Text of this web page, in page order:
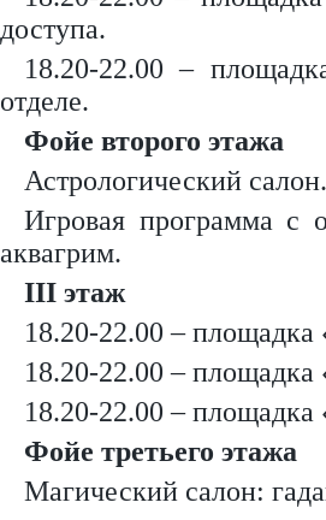
доступа.
18.20-22.00 –
отделе.
Фойе второго этажа
Астрологический салон.
Игровая программа с
аквагрим.
III этаж
18.20-22.00 –
18.20-22.00 – площадка
18.20-22.00 –
Фойе третьего этажа
Магический салон: